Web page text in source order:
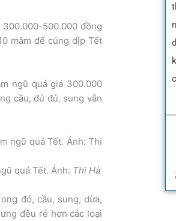
500.000 đồng
mâm để cúng dịp Tết
ngũ quả giá 300.000
cầu, đủ đủ, sung vẫn
quả Tết. Ảnh: Thi Hà
đó, cầu, sung, dừa,
đều rẻ hơn các loại